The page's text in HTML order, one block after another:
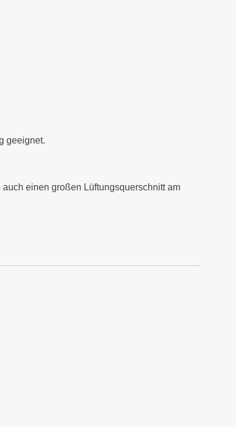
geeignet.
einen großen Lüftungsquerschnitt am